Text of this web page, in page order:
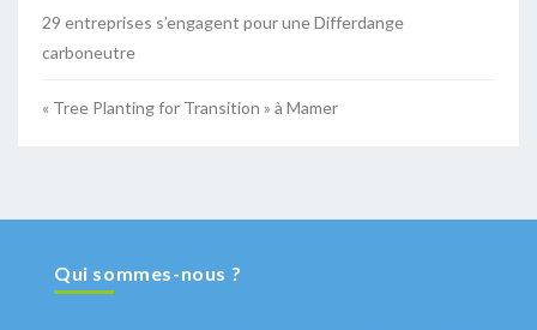
29 entreprises s’engagent pour une Differdange
carboneutre
« Tree Planting for Transition » à Mamer
Qui sommes-nous ?